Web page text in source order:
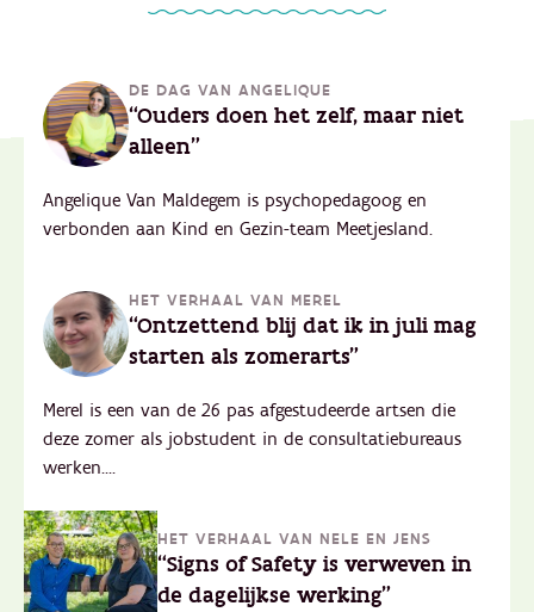
DE DAG VAN ANGELIQUE
“Ouders doen het zelf, maar niet
alleen"
Angelique Van Maldegem is psychopedagoog en
verbonden aan Kind en Gezin-team Meetjesland.
HET VERHAAL VAN MEREL
“Ontzettend blij dat ik in juli mag
starten als zomerarts"
Merel is een van de 26 pas afgestudeerde artsen die
deze zomer als jobstudent in de consultatiebureaus
werken....
HET VERHAAL VAN NELE EN JENS
“Signs of Safety is verweven in
de dagelijkse werking"